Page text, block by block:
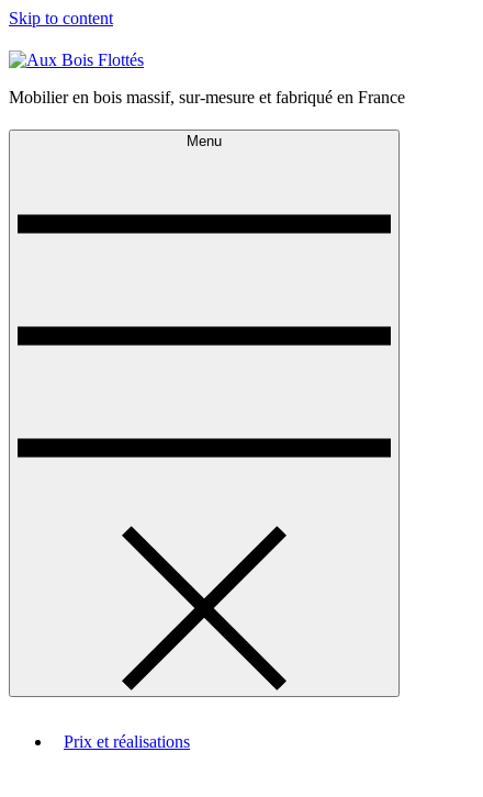
Skip to content
Mobilier en bois massif, sur-mesure et fabriqué en France
Menu
Prix et réalisations